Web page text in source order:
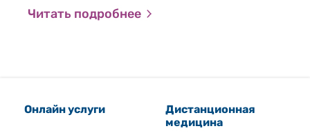
образом они проводятся? Доктор Дорон
Дущницки разъясняет нам эти понятия.
Читать подробнее
Онлайн услуги
Дистанционная
медицина